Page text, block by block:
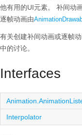
他有用的UI元素。
补间动
逐帧动画由
有关创建补间动画或逐帧
中的讨论。
Interfaces
Interpolator